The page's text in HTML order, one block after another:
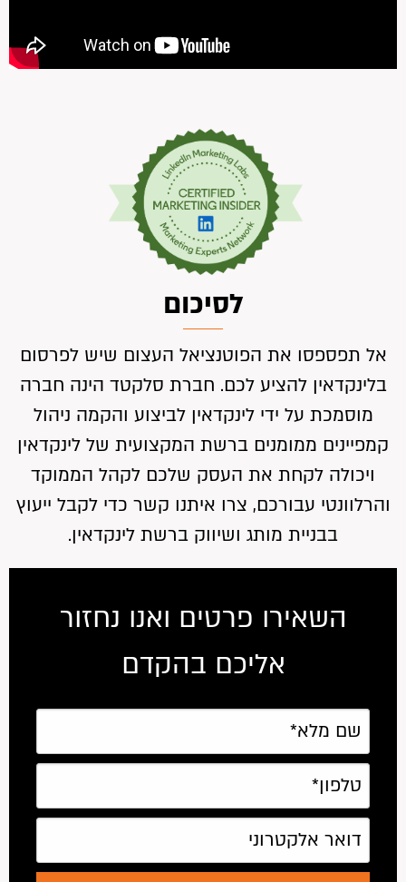
לסיכום
אל תפספסו את הפוטנציאל העצום שיש לפרסום
בלינקדאין להציע לכם. חברת סלקטד הינה חברה
מוסמכת על ידי לינקדאין לביצוע והקמה ניהול
קמפיינים ממומנים ברשת המקצועית של לינקדאין
ויכולה לקחת את העסק שלכם לקהל הממוקד
והרלוונטי עבורכם, צרו איתנו קשר כדי לקבל ייעוץ
בבניית מותג ושיווק ברשת לינקדאין.
השאירו פרטים ואנו נחזור
אליכם בהקדם